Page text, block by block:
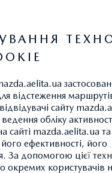
MAZDA CX-30
відстеження
сайту
обліку
сайті mazda.aelita.ua
ефективності, його
За допомогою цієї
окремих користувачів